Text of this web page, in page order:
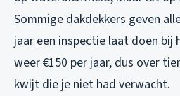
Sommige dakdekkers geven
jaar een inspectie laat doen bij
weer €150 per jaar, dus over
kwijt die je niet had verwacht.